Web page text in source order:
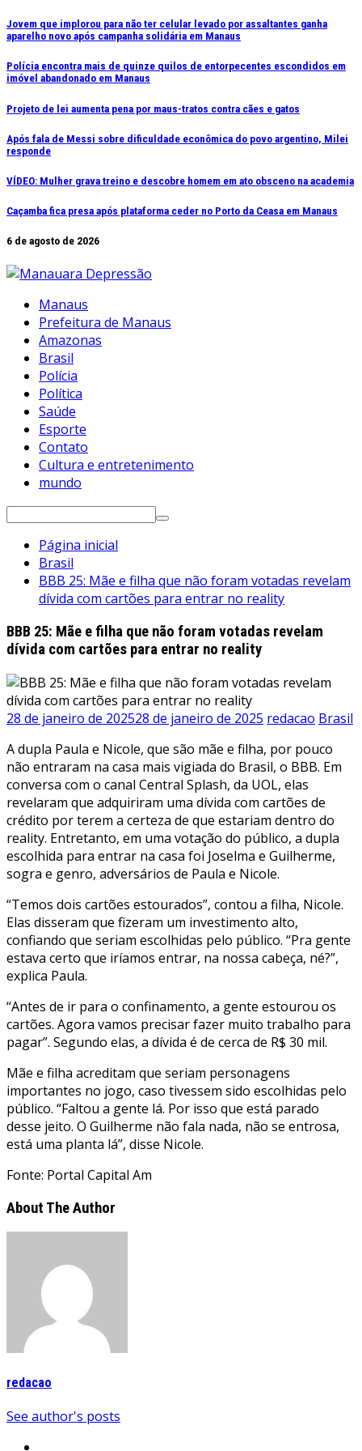
Ir
para
o
conteúdo
Jovem que implorou para não ter celular levado por assaltantes ganha
aparelho novo após campanha solidária em Manaus
Polícia encontra mais de quinze quilos de entorpecentes escondidos em
imóvel abandonado em Manaus
Projeto de lei aumenta pena por maus-tratos contra cães e gatos
Após fala de Messi sobre dificuldade econômica do povo argentino, Milei
responde
VÍDEO: Mulher grava treino e descobre homem em ato obsceno na academia
Caçamba fica presa após plataforma ceder no Porto da Ceasa em Manaus
6 de agosto de 2026
Manaus
Prefeitura de Manaus
Amazonas
Brasil
Polícia
Política
Saúde
Esporte
Contato
Cultura e entretenimento
mundo
Pesquisar
Página inicial
Brasil
BBB 25: Mãe e filha que não foram votadas revelam
dívida com cartões para entrar no reality
BBB 25: Mãe e filha que não foram votadas revelam
dívida com cartões para entrar no reality
28 de janeiro de 202528 de janeiro de 2025 redacao Brasil
A dupla Paula e Nicole, que são mãe e filha, por pouco
não entraram na casa mais vigiada do Brasil, o BBB. Em
conversa com o canal Central Splash, da UOL, elas
revelaram que adquiriram uma dívida com cartões de
crédito por terem a certeza de que estariam dentro do
reality. Entretanto, em uma votação do público, a dupla
escolhida para entrar na casa foi Joselma e Guilherme,
sogra e genro, adversários de Paula e Nicole.
“Temos dois cartões estourados”, contou a filha, Nicole.
Elas disseram que fizeram um investimento alto,
confiando que seriam escolhidas pelo público. “Pra gente
estava certo que iríamos entrar, na nossa cabeça, né?”,
explica Paula.
“Antes de ir para o confinamento, a gente estourou os
cartões. Agora vamos precisar fazer muito trabalho para
pagar”. Segundo elas, a dívida é de cerca de R$ 30 mil.
Mãe e filha acreditam que seriam personagens
importantes no jogo, caso tivessem sido escolhidas pelo
público. “Faltou a gente lá. Por isso que está parado
desse jeito. O Guilherme não fala nada, não se entrosa,
está uma planta lá”, disse Nicole.
Fonte: Portal Capital Am
About The Author
redacao
See author's posts